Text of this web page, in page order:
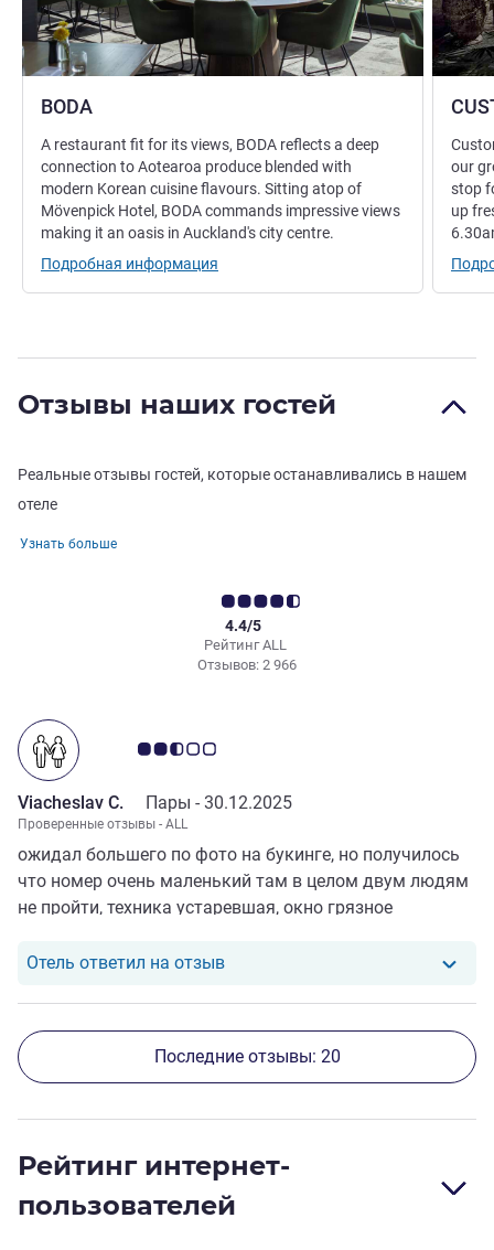
BODA
A restaurant fit for its views, BODA reflects a deep
connection to Aotearoa produce blended with
modern Korean cuisine flavours. Sitting atop of
Mövenpick Hotel, BODA commands impressive views
making it an oasis in Auckland's city centre.
Подробная информация
our
stop
up
Отзывы наших гостей
Реальные отзывы гостей, которые останавливались в нашем
отеле
Узнать больше
Рейтинг ALL
4.4/5
Отзывов: 2 966
Примечание: отзывы клиентов 2.5/5
Viacheslav C. Пары - 30.12.2025
Проверенные отзывы - ALL
ожидал большего по фото на букинге, но получилось
что номер очень маленький там в целом двум людям
не пройти, техника устаревшая, окно грязное
Отель ответил на отзывОтель ответил на отзыв от
Последние отзывы: 20
Рейтинг интернет-
пользователей